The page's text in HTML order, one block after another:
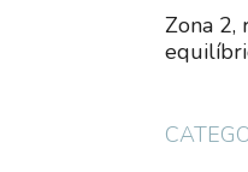
Zona 2,